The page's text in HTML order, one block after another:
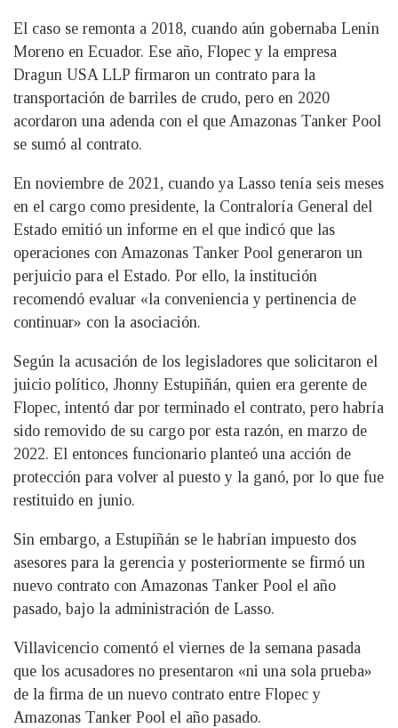
El caso se remonta a 2018, cuando aún gobernaba Lenín
Moreno en Ecuador. Ese año, Flopec y la empresa
Dragun USA LLP firmaron un contrato para la
transportación de barriles de crudo, pero en 2020
acordaron una adenda con el que Amazonas Tanker Pool
se sumó al contrato.
En noviembre de 2021, cuando ya Lasso tenía seis meses
en el cargo como presidente, la Contraloría General del
Estado emitió un informe en el que indicó que las
operaciones con Amazonas Tanker Pool generaron un
perjuicio para el Estado. Por ello, la institución
recomendó evaluar «la conveniencia y pertinencia de
continuar» con la asociación.
Según la acusación de los legisladores que solicitaron el
juicio político, Jhonny Estupiñán, quien era gerente de
Flopec, intentó dar por terminado el contrato, pero habría
sido removido de su cargo por esta razón, en marzo de
2022. El entonces funcionario planteó una acción de
protección para volver al puesto y la ganó, por lo que fue
restituido en junio.
Sin embargo, a Estupiñán se le habrían impuesto dos
asesores para la gerencia y posteriormente se firmó un
nuevo contrato con Amazonas Tanker Pool el año
pasado, bajo la administración de Lasso.
Villavicencio comentó el viernes de la semana pasada
que los acusadores no presentaron «ni una sola prueba»
de la firma de un nuevo contrato entre Flopec y
Amazonas Tanker Pool el año pasado.